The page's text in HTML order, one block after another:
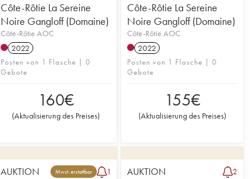
Côte-Rôtie La Sereine
Noire Gangloff (Domaine)
Côte-Rôtie AOC
2022
Posten von 1 Flasche | 0
Gebote
160€
(Aktualisierung des Preises)
Côte-Rôtie La Sereine
Noire Gangloff (Domaine)
Côte-Rôtie AOC
2022
Posten von 1 Flasche | 0
Gebote
155€
(Aktualisierung des Preises)
AUKTION Mwst. erstattbar 1 AUKTION 2